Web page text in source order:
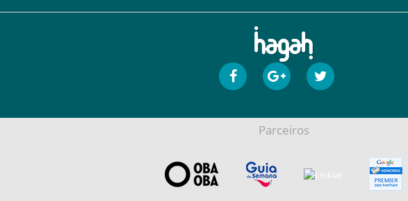
Parceiros